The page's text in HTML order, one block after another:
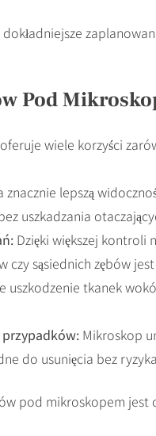
Pod
wiele korzyści
znacznie lepszą
uszkadzania
Dzięki większej kontroli
sąsiednich zębów
uszkodzenie tkanek
Mikroskop
do usunięcia bez
pod mikroskopem